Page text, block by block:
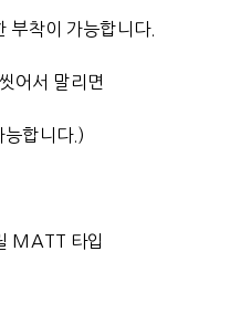
부착이 가능합니다.
어서 말리면
능합니다.)
MATT 타입